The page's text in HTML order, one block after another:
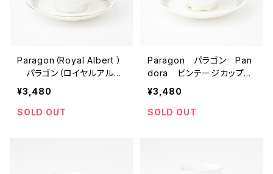
Paragon（Royal Albert ）
パラゴン（ロイヤルアルバ
ート） Belinda ビンテー
ジカップ＆ソーサー 【イギ
リス】 アンティーク コー
¥3,480
SOLD OUT
Paragon パラゴン Pan
dora ビンテージカップ＆
ソーサー 【イギリス】 ア
ンティーク コーヒーカッ
プ ティーカップ
¥3,480
SOLD OUT